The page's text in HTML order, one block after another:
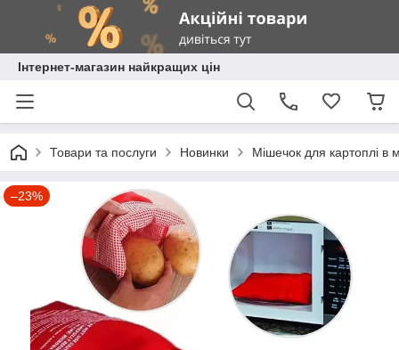
Інтернет-магазин найкращих цін
Товари та послуги Новинки Мішечок для картоплі в
–23%